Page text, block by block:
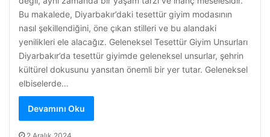
Bu makalede, Diyarbakır’daki tesettür giyim modasının
nasıl şekillendiğini, öne çıkan stilleri ve bu alandaki
yenilikleri ele alacağız. Geleneksel Tesettür Giyim Unsurları
Diyarbakır’da tesettür giyimde geleneksel unsurlar, şehrin
kültürel dokusunu yansıtan önemli bir yer tutar. Geleneksel
elbiselerde…
Devamını Oku